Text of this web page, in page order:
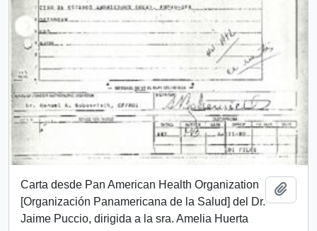
Carta desde Pan American Health Organization
[Organización Panamericana de la Salud] del Dr.
Jaime Puccio, dirigida a la sra. Amelia Huerta